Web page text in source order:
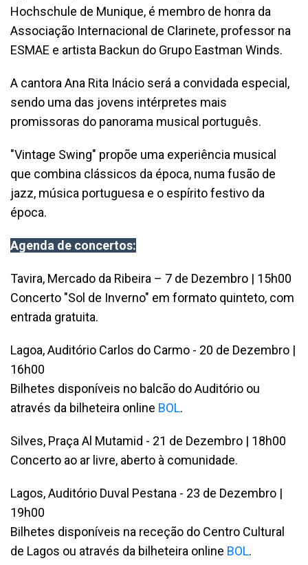
Hochschule de Munique, é membro de honra da
Associação Internacional de Clarinete, professor na
ESMAE e artista Backun do Grupo Eastman Winds.
A cantora Ana Rita Inácio será a convidada especial,
sendo uma das jovens intérpretes mais
promissoras do panorama musical português.
"Vintage Swing" propõe uma experiência musical
que combina clássicos da época, numa fusão de
jazz, música portuguesa e o espírito festivo da
época.
Agenda de concertos:
Tavira, Mercado da Ribeira – 7 de Dezembro | 15h00
Concerto "Sol de Inverno" em formato quinteto, com
entrada gratuita.
Lagoa, Auditório Carlos do Carmo - 20 de Dezembro |
16h00
Bilhetes disponíveis no balcão do Auditório ou
através da bilheteira online BOL.
Silves, Praça Al Mutamid - 21 de Dezembro | 18h00
Concerto ao ar livre, aberto à comunidade.
Lagos, Auditório Duval Pestana - 23 de Dezembro |
19h00
Bilhetes disponíveis na receção do Centro Cultural
de Lagos ou através da bilheteira online BOL.